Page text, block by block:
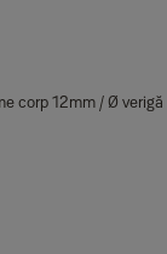
corp 12mm / Ø verigă